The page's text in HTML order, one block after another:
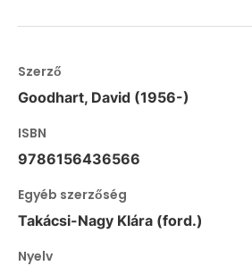
Szerző
Goodhart, David (1956-)
ISBN
9786156436566
Egyéb szerzőség
Takácsi-Nagy Klára (ford.)
Nyelv